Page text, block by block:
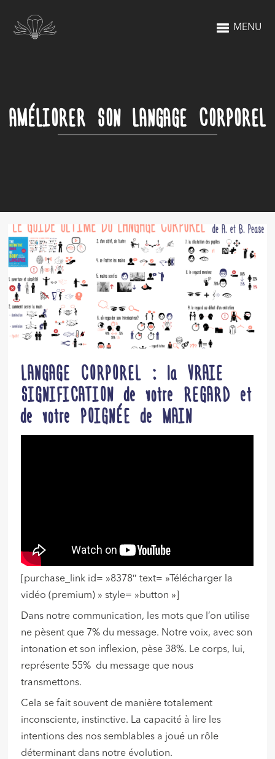
MENU
AMÉLIORER SON LANGAGE CORPOREL
LANGAGE CORPOREL : la VRAIE
SIGNIFICATION de votre REGARD et
de votre POIGNÉE de MAIN
[purchase_link id= »8378″ text= »Télécharger la
vidéo (premium) » style= »button »]
Dans notre communication, les mots que l’on utilise
ne pèsent que 7% du message. Notre voix, avec son
intonation et son inflexion, pèse 38%. Le corps, lui,
représente 55% du message que nous
transmettons.
Cela se fait souvent de manière totalement
inconsciente, instinctive. La capacité à lire les
intentions des nos semblables a joué un rôle
déterminant dans notre évolution.